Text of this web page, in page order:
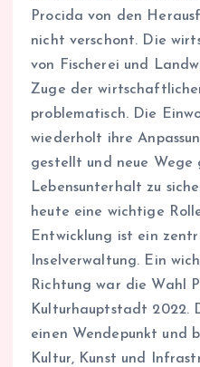
Procida von den
nicht verschont. Die
von Fischerei und
Zuge der
problematisch. Die
wiederholt ihre
gestellt und neue Wege
Lebensunterhalt zu
heute eine wichtige
Entwicklung ist ein
Inselverwaltung. Ein
Richtung war die Wahl
Kulturhauptstadt 2022.
einen Wendepunkt und
Kultur, Kunst und